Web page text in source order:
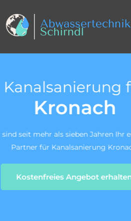
Kanal TV-
nach
Wir sind ein zertifiziertes
Kanal-TV-
Zum